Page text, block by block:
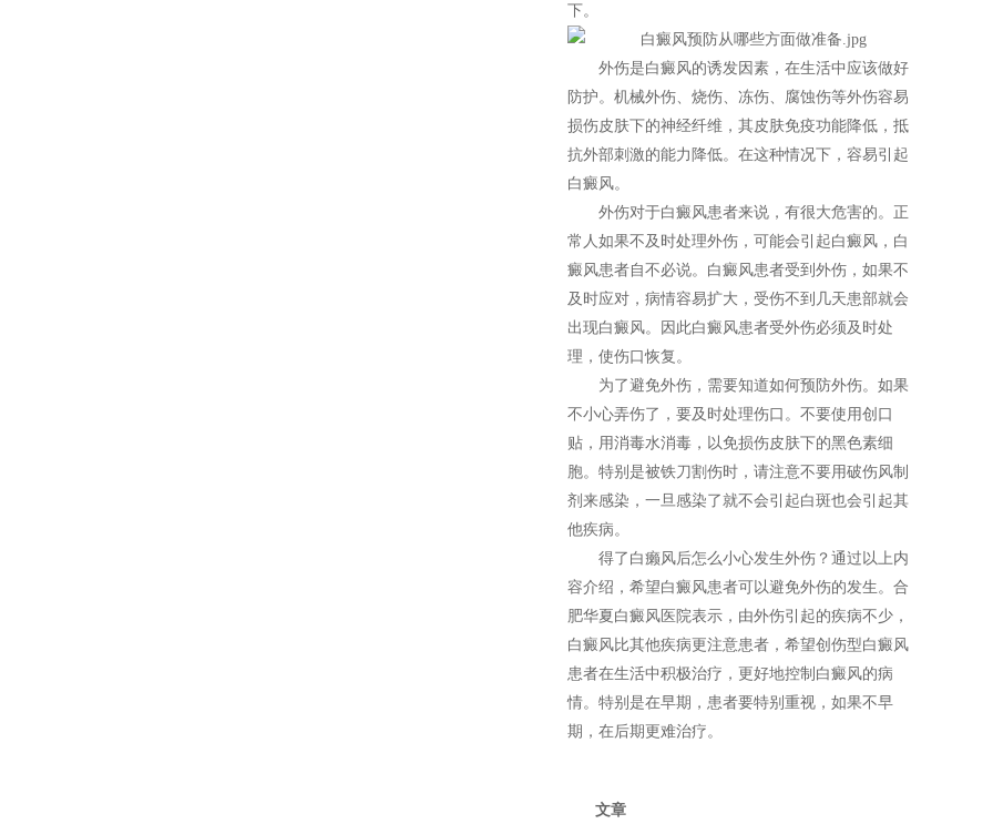
下。
外伤是白癜风的诱发因素，在生活中应该做好
防护。机械外伤、烧伤、冻伤、腐蚀伤等外伤容易
损伤皮肤下的神经纤维，其皮肤免疫功能降低，抵
抗外部刺激的能力降低。在这种情况下，容易引起
白癜风。
外伤对于白癜风患者来说，有很大危害的。正
常人如果不及时处理外伤，可能会引起白癜风，白
癜风患者自不必说。白癜风患者受到外伤，如果不
及时应对，病情容易扩大，受伤不到几天患部就会
出现白癜风。因此白癜风患者受外伤必须及时处
理，使伤口恢复。
为了避免外伤，需要知道如何预防外伤。如果
不小心弄伤了，要及时处理伤口。不要使用创口
贴，用消毒水消毒，以免损伤皮肤下的黑色素细
胞。特别是被铁刀割伤时，请注意不要用破伤风制
剂来感染，一旦感染了就不会引起白斑也会引起其
他疾病。
得了白癞风后怎么小心发生外伤？通过以上内
容介绍，希望白癜风患者可以避免外伤的发生。合
肥华夏白癜风医院表示，由外伤引起的疾病不少，
白癜风比其他疾病更注意患者，希望创伤型白癜风
患者在生活中积极治疗，更好地控制白癜风的病
情。特别是在早期，患者要特别重视，如果不早
期，在后期更难治疗。
文章